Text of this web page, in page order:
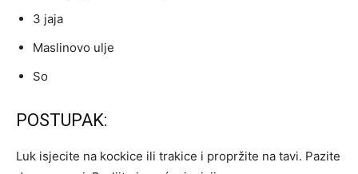
3 jaja
Maslinovo ulje
So
POSTUPAK:
Luk isjecite na kockice ili trakice i propržite na tavi. Pazite